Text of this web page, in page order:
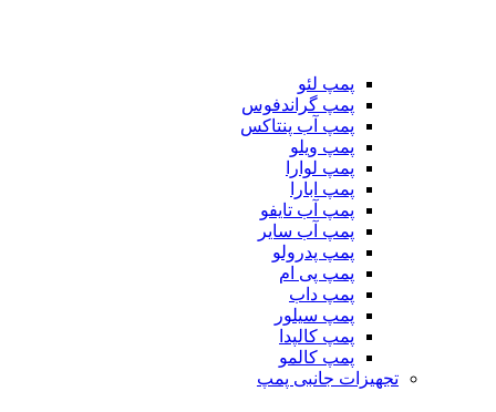
پمپ لئو
پمپ گراندفوس
پمپ آب پنتاکس
پمپ ویلو
پمپ لوارا
پمپ ابارا
پمپ آب تایفو
پمپ آب سایر
پمپ پدرولو
پمپ پی ام
پمپ داب
پمپ سیلور
پمپ کالپدا
پمپ کالمو
تجهیزات جانبی پمپ